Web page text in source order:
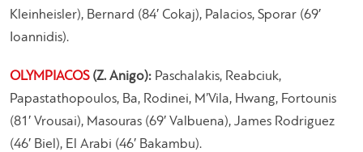
Kleinheisler), Bernard (84′ Cokaj), Palacios, Sporar (69′
Ioannidis).
OLYMPIACOS(Z. Anigo): Paschalakis, Reabciuk,
Papastathopoulos, Ba, Rodinei, M’Vila, Hwang, Fortounis
(81′ Vrousai), Masouras (69′ Valbuena), James Rodriguez
(46′ Biel), El Arabi (46′ Bakambu).